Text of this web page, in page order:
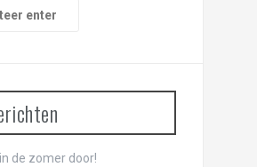
de zomer door!